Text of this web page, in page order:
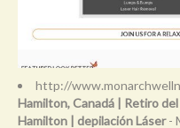
http://
Hamilton, Canadá | Retiro
Hamilton | depilación Láser-